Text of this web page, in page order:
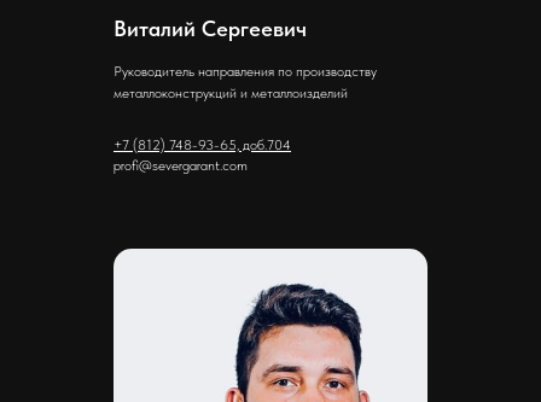
Виталий Сергеевич
Руководитель направления по производству
металлоконструкций и металлоизделий
+7 (812) 748-93-65, доб.704
profi@severgarant.com